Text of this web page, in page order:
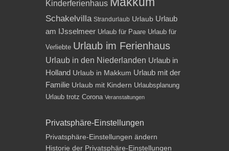
Kinderferienhaus
Schakelvilla Strandurlaub Urlaub Urlaub
am IJsselmeer Urlaub für Paare Urlaub für
Verliebte Urlaub im Ferienhaus
Urlaub in den Niederlanden Urlaub in
Holland Urlaub in Makkum Urlaub mit der
Familie Urlaub mit Kindern Urlaubsplanung
Urlaub trotz Corona Veranstaltungen
Privatsphäre-Einstellungen
Privatsphäre-Einstellungen ändern
Historie der Privatsphäre-Einstellungen